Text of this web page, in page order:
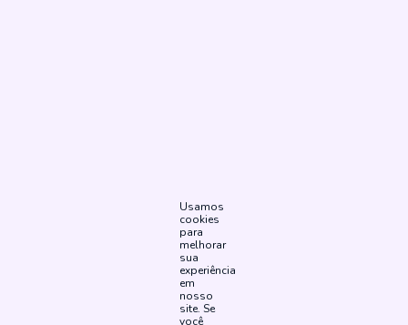
Usamos
cookies
para
melhorar
sua
experiência
em
nosso
site. Se
você